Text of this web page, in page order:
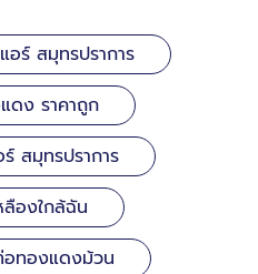
อร์ สมุทรปราการ
ดง ราคาถูก
สมุทรปราการ
ลืองใกล้ฉัน
อทองแดงม้วน